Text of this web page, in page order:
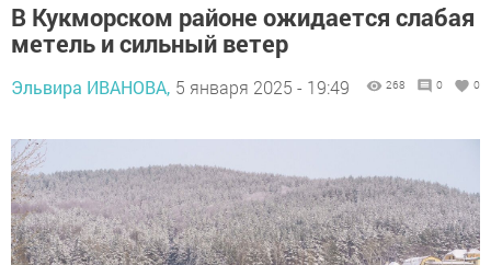
В Кукморском районе ожидается слабая
метель и сильный ветер
Эльвира ИВАНОВА, 5 января 2025 - 19:49 268 0 0